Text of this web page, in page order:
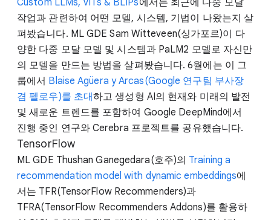
Custom LLMs, ViTs & BLIPs에서는 최근에 다중 모달
작업과 관련하여 어떤 모델, 시스템, 기법이 나왔는지 살
펴봤습니다. ML GDE Sam Witteveen(싱가포르)이 다
양한 다중 모달 모델 및 시스템과 PaLM2 모델로 자신만
의 모델을 만드는 방법을 살펴봤습니다. 6월에는 이 그
룹에서 Blaise Agüera y Arcas(Google 연구팀 부사장
겸 펠로우)를 초대하고 생성형 AI의 현재와 미래의 발전
및 새로운 트렌드를 포함하여 Google DeepMind에서
진행 중인 연구와 Cerebra 프로젝트를 공유했습니다.
TensorFlow
ML GDE Thushan Ganegedara(호주)의 Training a
recommendation model with dynamic embeddings에
서는 TFR(TensorFlow Recommenders)과
TFRA(TensorFlow Recommenders Addons)를 활용하